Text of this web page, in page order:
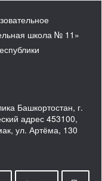
школа № 11»
Башкортостан, г.
адрес 453100,
ул. Артёма, 130